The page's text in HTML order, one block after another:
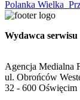
Polanka Wielka
Wydawca serwisu
Agencja Medialna
ul. Obrońców
32 - 600 Oświęcim